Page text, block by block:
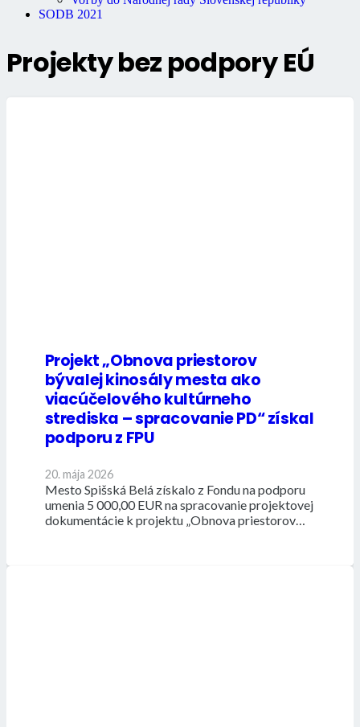
SODB 2021
Projekty bez podpory EÚ
Projekt „Obnova priestorov
bývalej kinosály mesta ako
viacúčelového kultúrneho
strediska – spracovanie PD“ získal
podporu z FPU
20. mája 2026
Mesto Spišská Belá získalo z Fondu na podporu
umenia 5 000,00 EUR na spracovanie projektovej
dokumentácie k projektu „Obnova priestorov…